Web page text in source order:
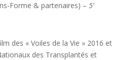
Forme & partenaires) – 5’
des « Voiles de la Vie » 2016 et
des Transplantés et